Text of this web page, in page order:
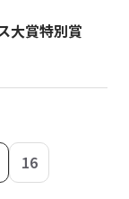
大賞特別賞
16